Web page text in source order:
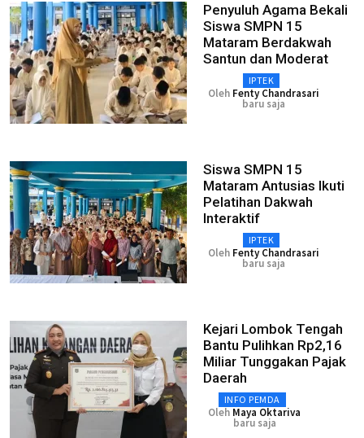
Penyuluh Agama Bekali
Siswa SMPN 15
Mataram Berdakwah
Santun dan Moderat
IPTEK
Oleh Fenty Chandrasari
baru saja
Siswa SMPN 15
Mataram Antusias Ikuti
Pelatihan Dakwah
Interaktif
IPTEK
Oleh Fenty Chandrasari
baru saja
Kejari Lombok Tengah
Bantu Pulihkan Rp2,16
Miliar Tunggakan Pajak
Daerah
INFO PEMDA
Oleh Maya Oktariva
baru saja